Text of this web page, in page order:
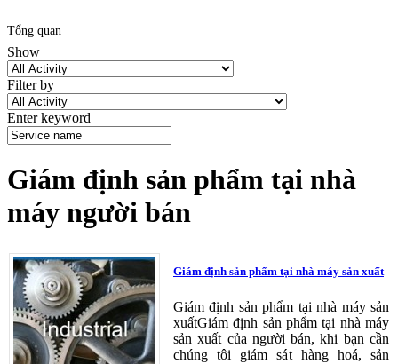
Tổng quan
Show
Filter by
Enter keyword
Giám định sản phẩm tại nhà
máy người bán
Giám định sản phẩm tại nhà máy sản xuất
Giám định sản phẩm tại nhà máy sản
xuấtGiám định sản phẩm tại nhà máy
sản xuất của người bán, khi bạn cần
chúng tôi giám sát hàng hoá, sản